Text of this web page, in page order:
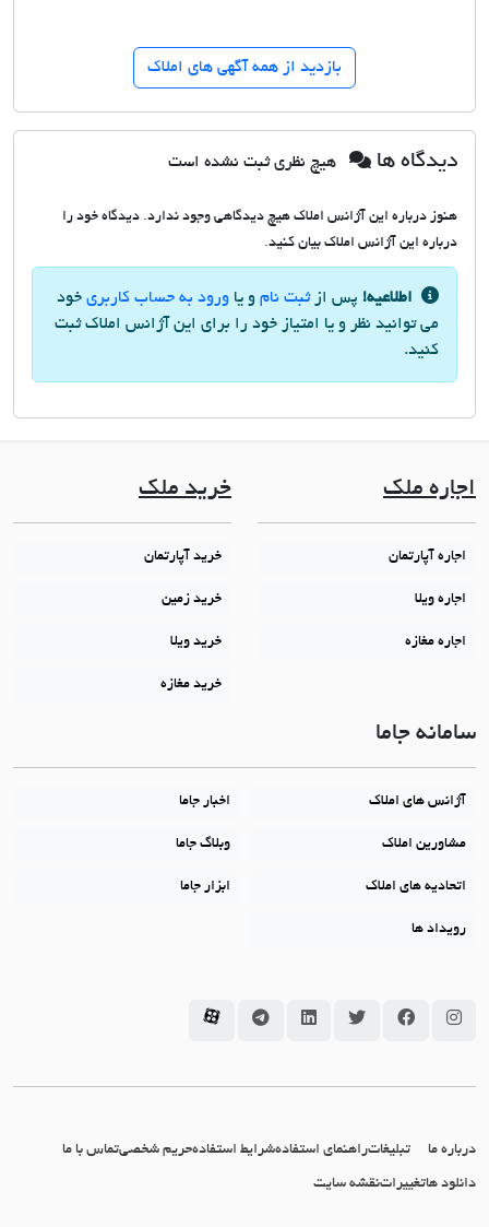
بازدید از همه آگهی های املاک
دیدگاه ها هیچ نظری ثبت نشده است
هنوز درباره این آژانس املاک هیچ دیدگاهی وجود ندارد. دیدگاه خود را
درباره این آژانس املاک بیان کنید.
اطلاعیه! پس ازثبت نام و یا ورود به حساب کاربری خود
می توانید نظر و یا امتیاز خود را برای این آژانس املاک ثبت
کنید.
اجاره ملک
اجاره آپارتمان
اجاره ویلا
اجاره مغازه
خرید ملک
خرید آپارتمان
خرید زمین
خرید ویلا
خرید مغازه
سامانه جاما
آژانس های املاک اخبار جاما
مشاورین املاک وبلاگ جاما
اتحادیه های املاک ابزار جاما
رویداد ها
سامانه جاما در اینستاگرام
سامانه جاما در فیسبوک
سامانه جاما در توئیتر
سامانه جاما در لینکداین
سامانه جاما در تلگرام
سامانه جاما در آپارات
درباره ما تبلیغاتراهنمای استفادهشرایط استفادهحریم شخصیتماس با ما
دانلود هاتغییراتنقشه سایت